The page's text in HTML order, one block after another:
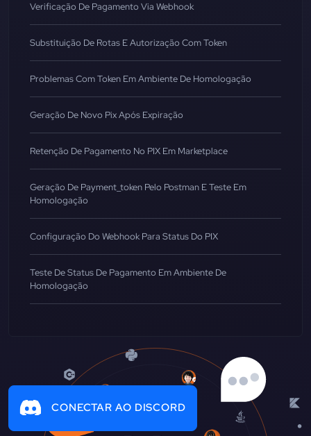
Verificação De Pagamento Via Webhook
Substituição De Rotas E Autorização Com Token
Problemas Com Token Em Ambiente De Homologação
Geração De Novo Pix Após Expiração
Retenção De Pagamento No PIX Em Marketplace
Geração De Payment_token Pelo Postman E Teste Em
Homologação
Configuração Do Webhook Para Status Do PIX
Teste De Status De Pagamento Em Ambiente De
Homologação
CONECTAR AO DISCORD